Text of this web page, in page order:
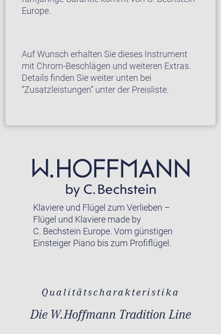
Europe.
Auf Wunsch erhalten Sie dieses Instrument
mit Chrom-Beschlägen und weiteren Extras.
Details finden Sie weiter unten bei
“Zusatzleistungen” unter der Preisliste.
Klaviere und Flügel zum Verlieben –
Flügel und Klaviere made by
C. Bechstein Europe. Vom günstigen
Einsteiger Piano bis zum Profiflügel.
Qualitätscharakteristika
Die W.Hoffmann Tradition Line